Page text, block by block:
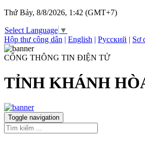
Thứ Bảy, 8/8/2026, 1:42 (GMT+7)
Select Language ▼
Hộp thư công dân | English | Русский | Sơ
CỔNG THÔNG TIN ĐIỆN TỬ
TỈNH KHÁNH
Toggle navigation